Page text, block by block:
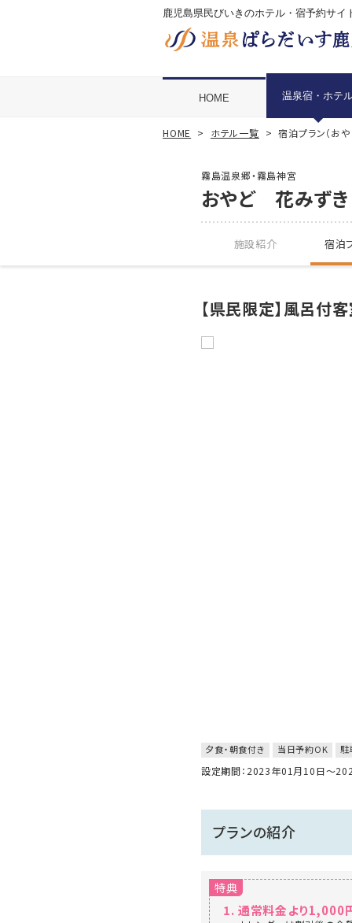
鹿児島県民びいきのホテル・宿予約サイ
HOME 温泉宿・ホテ
HOME ホテル一覧 宿泊プラン（お
霧島温泉郷・霧島神宮
おやど 花みずき
施設紹介 宿泊
【県民限定】風呂付
夕食・朝食付き 当日予約OK 駐
設定期間：2023年01月10日～
プランの紹介
特典
通常料金より1,000